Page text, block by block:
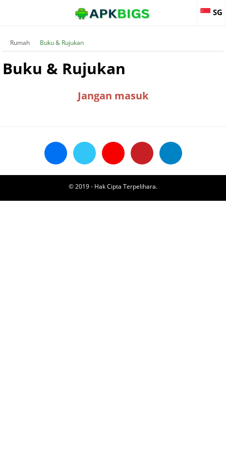
SG
Rumah Buku & Rujukan
Buku & Rujukan
Jangan masuk
© 2019 - Hak Cipta Terpelihara.